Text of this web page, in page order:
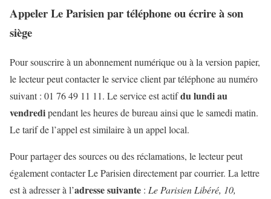
Appeler Le Parisien par téléphone ou écrire à son
siège
Pour souscrire à un abonnement numérique ou à la version papier,
le lecteur peut contacter le service client par téléphone au numéro
suivant : 01 76 49 11 11. Le service est actifdu lundi au
vendredipendant les heures de bureau ainsi que le samedi matin.
Le tarif de l’appel est similaire à un appel local.
Pour partager des sources ou des réclamations, le lecteur peut
également contacter Le Parisien directement par courrier. La lettre
est à adresser à l’adresse suivante : Le Parisien Libéré, 10,